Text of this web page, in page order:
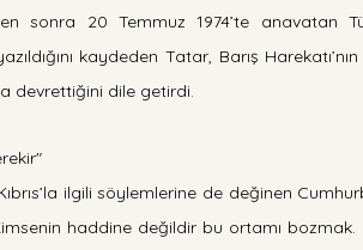
sonra 20 Temmuz 1974’te anavatan
kaydeden Tatar, Barış
devrettiğini dile getirdi.
ilgili söylemlerine de değinen
haddine değildir bu ortamı